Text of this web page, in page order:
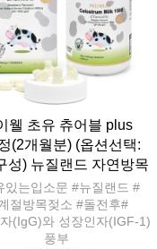
웰 초유 츄어블 plus
(2개월분) (옵션선택:
성) 뉴질랜드 자연방목
있는입소문 #뉴질랜드 #
절방목젖소 #돌전후#
(IgG)와 성장인자(IGF-1)
풍부